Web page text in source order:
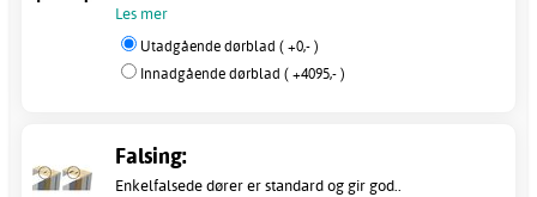
Les mer
Utadgående dørblad ( +0,- )
Innadgående dørblad ( +4095,- )
Falsing:
Enkelfalsede dører er standard og gir god..